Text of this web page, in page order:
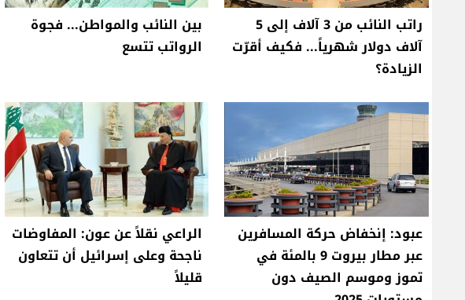
راتب النائب من 3 آلاف إلى 5
آلاف دولار شهرياً... فكيف أقرّت
الزيادة؟
بين النائب والمواطن... فجوة
الرواتب تتسع
عبود: إنخفاض حركة المسافرين
عبر مطار بيروت 9 بالمئة في
تموز وموسم الصيف دون
الراعي نقلاً عن عون: المفاوضات
ناجحة وعلى إسرائيل أن تتعاون
قليلاً